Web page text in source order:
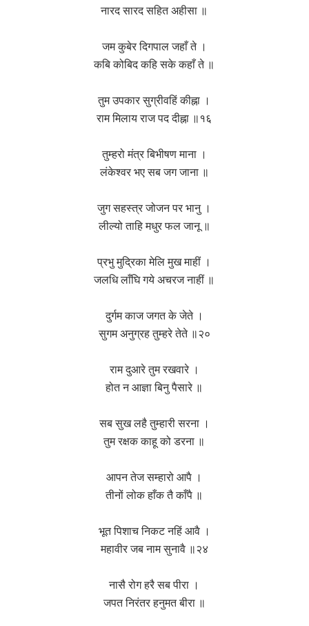
नारद सारद सहित अहीसा ॥
जम कुबेर दिगपाल जहाँ ते ।
कबि कोबिद कहि सके कहाँ ते ॥
तुम उपकार सुग्रीवहिं कीह्ना ।
राम मिलाय राज पद दीह्ना ॥१६
तुम्हरो मंत्र बिभीषण माना ।
लंकेश्वर भए सब जग जाना ॥
जुग सहस्त्र जोजन पर भानु ।
लील्यो ताहि मधुर फल जानू ॥
प्रभु मुद्रिका मेलि मुख माहीं ।
जलधि लाँघि गये अचरज नाहीं ॥
दुर्गम काज जगत के जेते ।
सुगम अनुग्रह तुम्हरे तेते ॥२०
राम दुआरे तुम रखवारे ।
होत न आज्ञा बिनु पैसारे ॥
सब सुख लहै तुम्हारी सरना ।
तुम रक्षक काहू को डरना ॥
आपन तेज सम्हारो आपै ।
तीनों लोक हाँक तै काँपै ॥
भूत पिशाच निकट नहिं आवै ।
महावीर जब नाम सुनावै ॥२४
नासै रोग हरै सब पीरा ।
जपत निरंतर हनुमत बीरा ॥